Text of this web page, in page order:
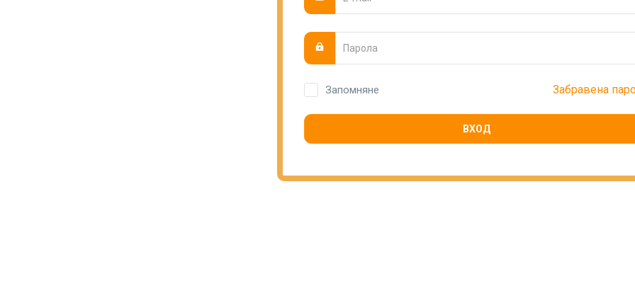
Запомняне Забравена
ВХОД